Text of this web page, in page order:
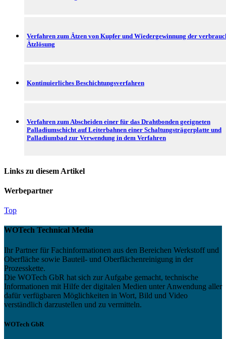
Verfahren zum Ätzen von Kupfer und Wiedergewinnung der
Ätzlösung
Kontinuierliches Beschichtungsverfahren
Verfahren zum Abscheiden einer für das Drahtbonden geeigneten
Palladiumschicht auf Leiterbahnen einer Schaltungsträgerplatte und
Palladiumbad zur Verwendung in dem Verfahren
Links zu diesem Artikel
Werbepartner
Top
WOTech Technical Media
Ihr Partner für Fachinformationen aus den Bereichen Werkstoff und
Oberfläche sowie Bauteil- und Oberflächenreinigung in der
Prozesskette.
Die WOTech GbR hat sich zur Aufgabe gemacht, technische
Informationen mit Hilfe der digitalen Medien unter Anwendung aller
dafür verfügbaren Möglichkeiten in Wort, Bild und Video
verständlich darzustellen und zu vermitteln.
WOTech GbR